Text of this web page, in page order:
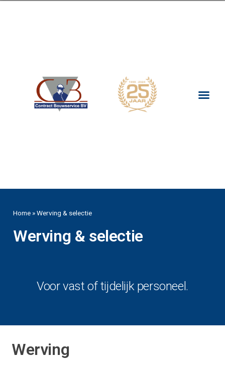
Home »Werving & selectie
Werving & selectie
Voor vast of tijdelijk personeel.
Werving